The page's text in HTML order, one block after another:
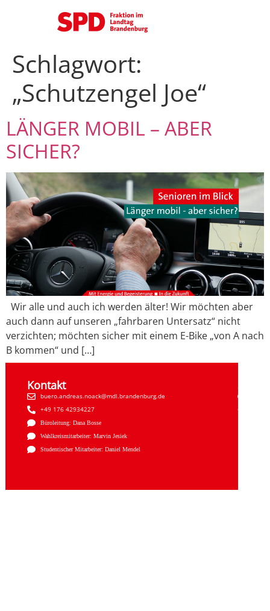
Schlagwort:
„Schutzengel Joe“
LÄNGER MOBIL – ABER
SICHER?
Wir alle und auch ich werden älter! Wir möchten aber
auch dann auf unseren „fahrbaren Untersatz“ nicht
verzichten; möchten sicher mit einem E-Bike „von A nach
B kommen“ und […]
Kontakt
buero.andreas.noack@mdl.brandenburg.de
+49 176 42934227
Büroleitung: Dana Bosse
Wahlkreismitarbeiter: Marvin Jesiek
Studentischer Mitarbeiter: Daniel Mendel